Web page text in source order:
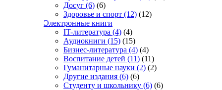
Досуг (6) (6)
Здоровье и спорт (12) (12)
Электронные книги
IT-литература (4) (4)
Аудиокниги (15) (15)
Бизнес-литература (4) (4)
Воспитание детей (11) (11)
Гуманитарные науки (2) (2)
Другие издания (6) (6)
Студенту и школьнику (6) (6)